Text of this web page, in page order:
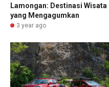
Lamongan: Destinasi Wisata
yang Mengagumkan
3 year ago